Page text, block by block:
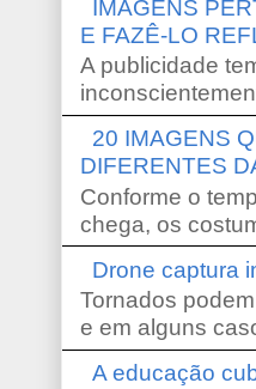
IMAGENS
E FAZÊ-LO
A publicidade
20 IMAGENS
DIFERENTES
Conforme o
chega, os
Drone captura
Tornados
e em alguns
A educação